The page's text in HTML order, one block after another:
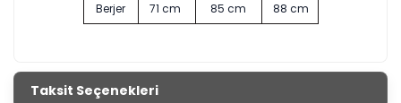
Berjer 71 cm 85 cm 88 cm
Taksit Seçenekleri